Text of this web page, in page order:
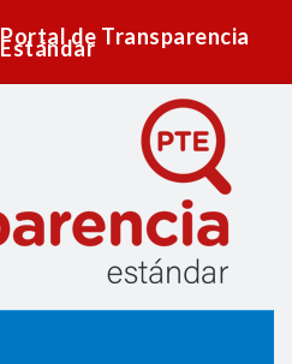
Portal de Transparencia
Estándar